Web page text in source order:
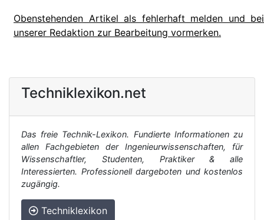
Obenstehenden Artikel als fehlerhaft melden und bei
unserer Redaktion zur Bearbeitung vormerken.
Techniklexikon.net
Das freie Technik-Lexikon. Fundierte Informationen zu
allen Fachgebieten der Ingenieurwissenschaften, für
Wissenschaftler, Studenten, Praktiker & alle
Interessierten. Professionell dargeboten und kostenlos
zugängig.
Techniklexikon